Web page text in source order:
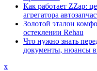
Как работает ZZap:
агрегатора
Золотой эталон
остеклении Rehau
Что нужно знать
документы, нюансы
x